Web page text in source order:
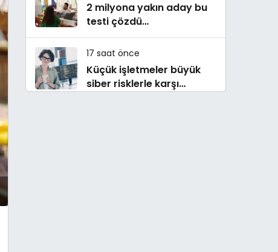
2 milyona yakın aday bu
testi çözdü…
17 saat önce
Küçük işletmeler büyük
siber risklerle karşı